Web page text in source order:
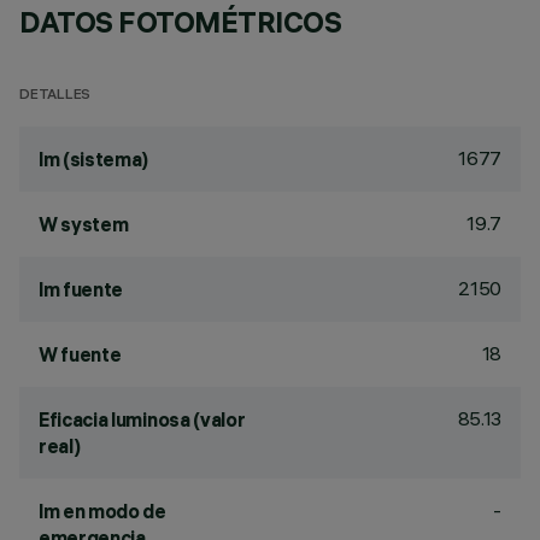
DATOS FOTOMÉTRICOS
DETALLES
lm (sistema) 1677
W system 19.7
lm fuente 2150
W fuente 18
Eficacia luminosa (valor
real)
85.13
lm en modo de
-